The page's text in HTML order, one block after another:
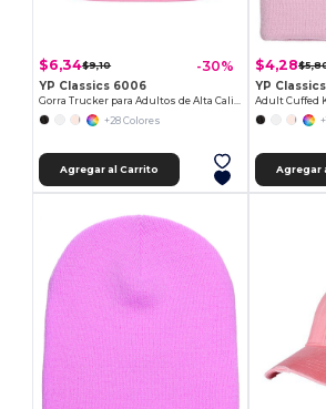
$6,34$9,10 -30%
YP Classics 6006
Gorra Trucker para Adultos de Alta Calidad
+28 Colores
Agregar al Carrito
$4,28
YP Classics
Adult Cuffed
Agregar